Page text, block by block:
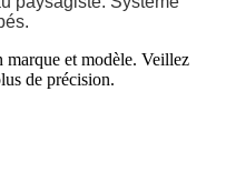
marque et modèle. Veillez
de précision.